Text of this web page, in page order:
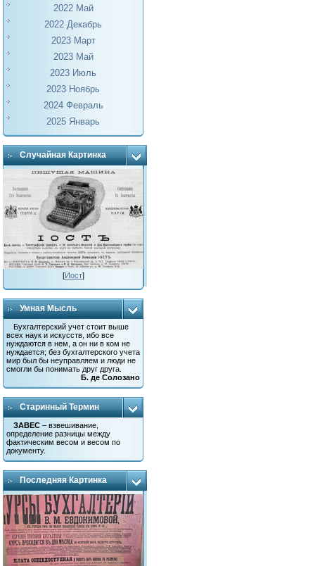
2022 Май
2022 Декабрь
2023 Март
2023 Май
2023 Июль
2023 Ноябрь
2024 Февраль
2025 Январь
Случайная Картинка
[Иост]
Умная Мысль
Бухгалтерский учет стоит выше
всех наук и искусств, ибо все
нуждаются в нем, а он ни в ком не
нуждается; без бухгалтерского учета
мир был бы неуправляем и люди не
смогли бы понимать друг друга.
Б. де Солозано
Старинный Термин
ЗАВЕС – взвешивание,
определение разницы между
фактическим весом и весом по
документу.
Последняя Картинка